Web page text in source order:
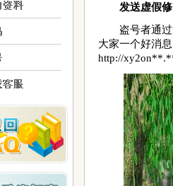
发送虚假修
盗号者通过
大家一个好消
http://